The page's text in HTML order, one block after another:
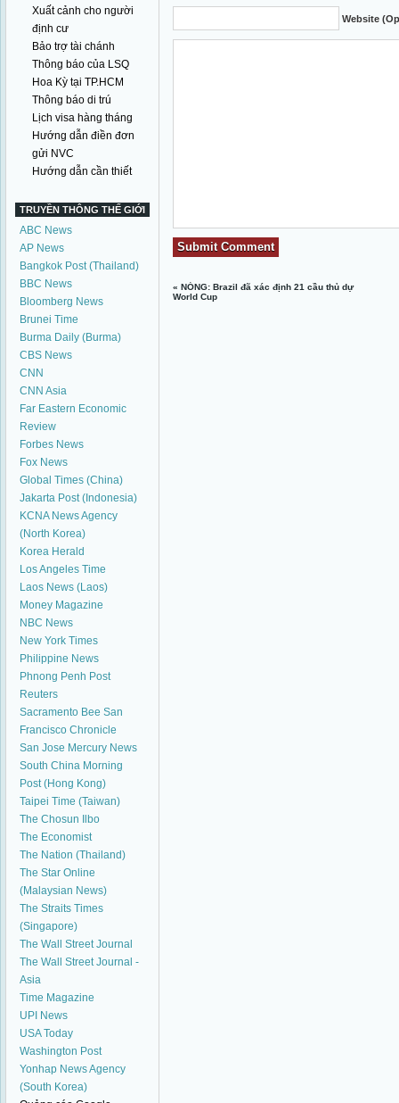
Xuất cảnh cho người
định cư
Bảo trợ tài chánh
Thông báo của LSQ
Hoa Kỳ tại TP.HCM
Thông báo di trú
Lịch visa hàng tháng
Hướng dẫn điền đơn
gửi NVC
Hướng dẫn cần thiết
TRUYỀN THÔNG THẾ GIỚI
ABC News
AP News
Bangkok Post (Thailand)
BBC News
Bloomberg News
Brunei Time
Burma Daily (Burma)
CBS News
CNN
CNN Asia
Far Eastern Economic
Review
Forbes News
Fox News
Global Times (China)
Jakarta Post (Indonesia)
KCNA News Agency
(North Korea)
Korea Herald
Los Angeles Time
Laos News (Laos)
Money Magazine
NBC News
New York Times
Philippine News
Phnong Penh Post
Reuters
Sacramento Bee San
Francisco Chronicle
San Jose Mercury News
South China Morning
Post (Hong Kong)
Taipei Time (Taiwan)
The Chosun Ilbo
The Economist
The Nation (Thailand)
The Star Online
(Malaysian News)
The Straits Times
(Singapore)
The Wall Street Journal
The Wall Street Journal -
Asia
Time Magazine
UPI News
USA Today
Washington Post
Yonhap News Agency
(South Korea)
Website
«NÓNG: Brazil đã xác định 21 cầu thủ dự
World Cup